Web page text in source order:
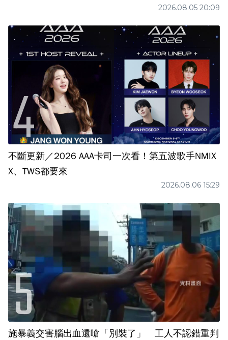
2026.08.05 20:09
不斷更新／2026 AAA卡司一次看！第五波歌手NMIX
X、TWS都要來
2026.08.06 15:29
施暴義交害腦出血還嗆「別裝了」 工人不認錯重判